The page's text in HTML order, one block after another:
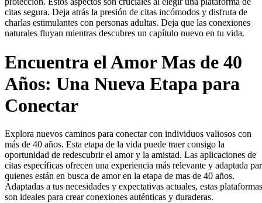
citas segura. Deja atrás la presión de citas incómodos y disfruta de
charlas estimulantes con personas adultas. Deja que las conexiones
naturales fluyan mientras descubres un capítulo nuevo en tu vida.
Encuentra el Amor Mas de 40
Años: Una Nueva Etapa para
Conectar
Explora nuevos caminos para conectar con individuos valiosos con
más de 40 años. Esta etapa de la vida puede traer consigo la
oportunidad de redescubrir el amor y la amistad. Las aplicaciones de
citas específicas ofrecen una experiencia más relevante y adaptada
quienes están en busca de amor en la etapa de mas de 40 años.
Adaptadas a tus necesidades y expectativas actuales, estas plataformas
son ideales para crear conexiones auténticas y duraderas.